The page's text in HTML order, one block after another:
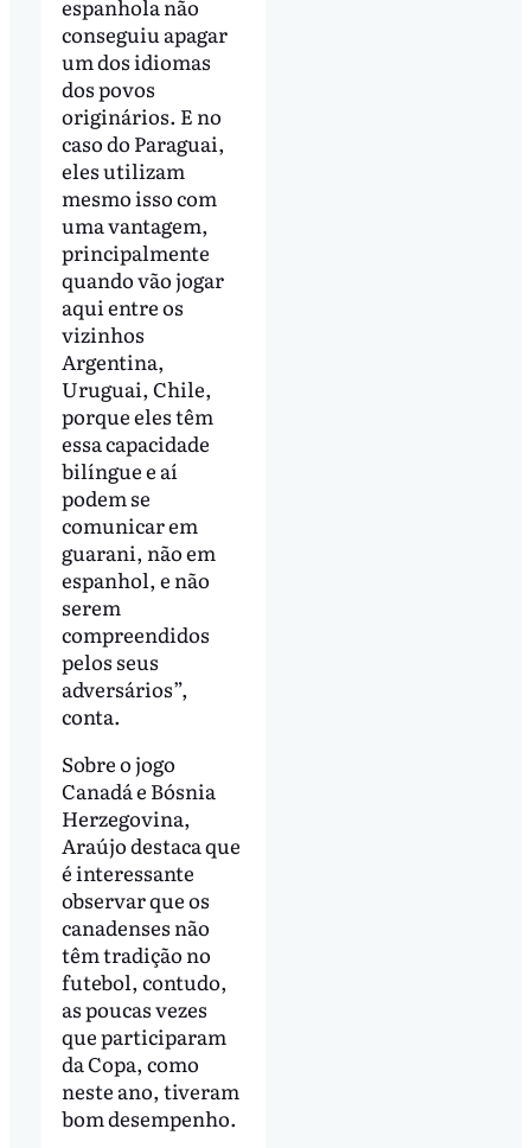
espanhola não
conseguiu apagar
um dos idiomas
dos povos
originários. E no
caso do Paraguai,
eles utilizam
mesmo isso com
uma vantagem,
principalmente
quando vão jogar
aqui entre os
vizinhos
Argentina,
Uruguai, Chile,
porque eles têm
essa capacidade
bilíngue e aí
podem se
comunicar em
guarani, não em
espanhol, e não
serem
compreendidos
pelos seus
adversários”,
conta.
Sobre o jogo
Canadá e Bósnia
Herzegovina,
Araújo destaca que
é interessante
observar que os
canadenses não
têm tradição no
futebol, contudo,
as poucas vezes
que participaram
da Copa, como
neste ano, tiveram
bom desempenho.